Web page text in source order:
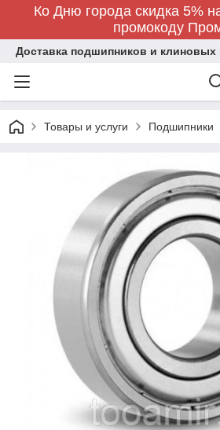
Ко Дню города скидка 5%
промокоду
Доставка подшипников и
Товары и услуги Подшипники